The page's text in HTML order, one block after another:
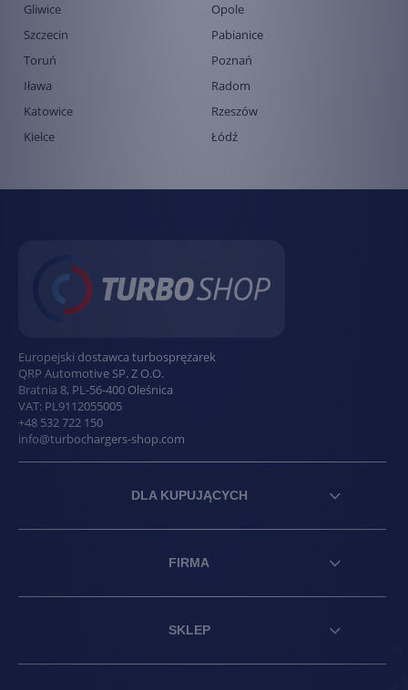
Gliwice
Szczecin
Toruń
Iława
Katowice
Kielce
Opole
Pabianice
Poznań
Radom
Rzeszów
Łódź
Europejski dostawca turbosprężarek
QRP Automotive SP. Z O.O.
Bratnia 8, PL-56-400 Oleśnica
VAT: PL9112055005
+48 532 722 150
info@turbochargers-shop.com
DLA KUPUJĄCYCH
FIRMA
SKLEP